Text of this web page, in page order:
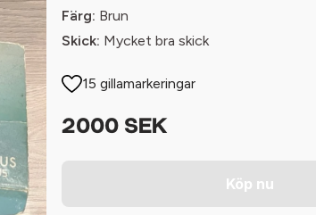
Färg: Brun
Skick: Mycket bra skick
15 gillamarkeringar
2000 SEK
Köp nu